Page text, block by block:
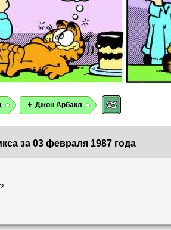
👦 Джон Арбакл
за 03 февраля 1987 года